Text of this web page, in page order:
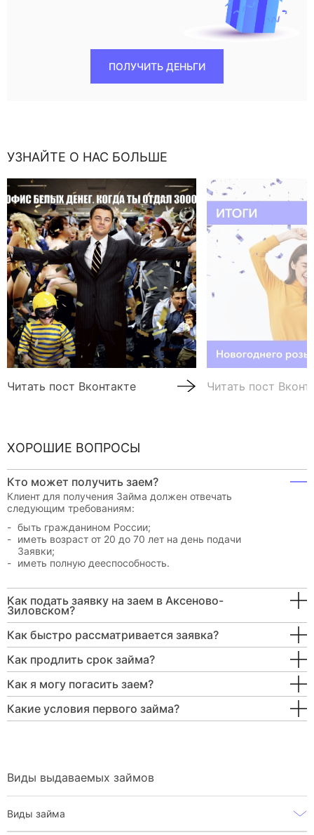
ПОЛУЧИТЬ ДЕНЬГИ
УЗНАЙТЕ О НАС БОЛЬШЕ
Читать пост Вконтакте Читать пост
ХОРОШИЕ ВОПРОСЫ
Кто может получить заем?
Клиент для получения Займа должен отвечать
следующим требованиям:
быть гражданином России;
иметь возраст от 20 до 70 лет на день подачи
Заявки;
иметь полную дееспособность.
Как подать заявку на заем в Аксеново-
Зиловском?
Как быстро рассматривается заявка?
Как продлить срок займа?
Как я могу погасить заем?
Какие условия первого займа?
Виды выдаваемых займов
Виды займа